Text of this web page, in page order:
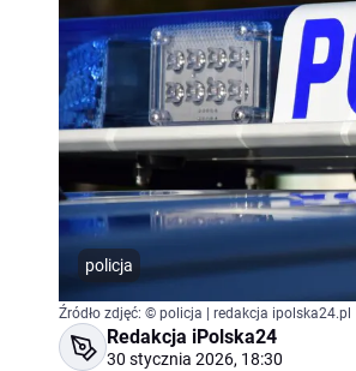
policja
Źródło zdjęć: © policja | redakcja ipolska24.pl
Redakcja iPolska24
30 stycznia 2026, 18:30